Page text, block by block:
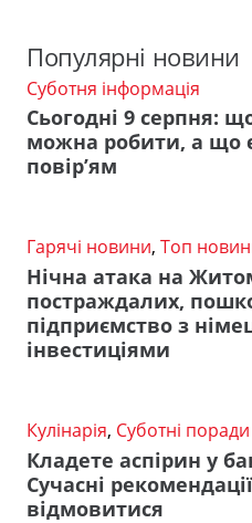
Популярні новини
Суботня інформація
Сьогодні 9 серпня:
можна робити, а що
повір’ям
Гарячі новини, Топ
Нічна атака на
постраждалих,
підприємство з
інвестиціями
Кулінарія, Суботні поради
Кладете аспірин у
Сучасні
відмовитися